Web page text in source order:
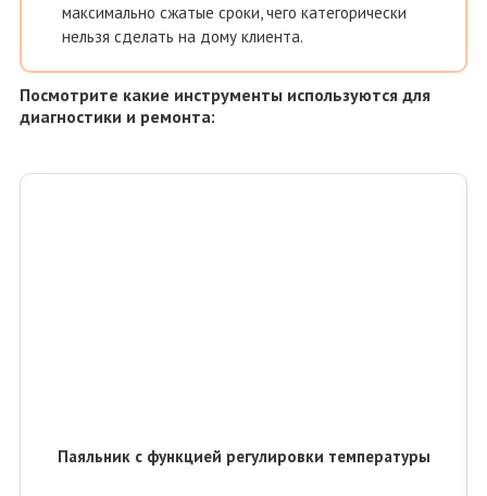
максимально сжатые сроки, чего категорически
нельзя сделать на дому клиента.
Посмотрите какие инструменты используются для
диагностики и ремонта:
Паяльник с функцией регулировки температуры